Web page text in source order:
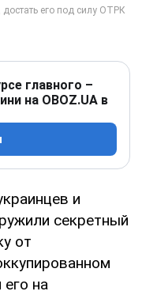
главного –
на OBOZ.UA в
и
секретный
от
на